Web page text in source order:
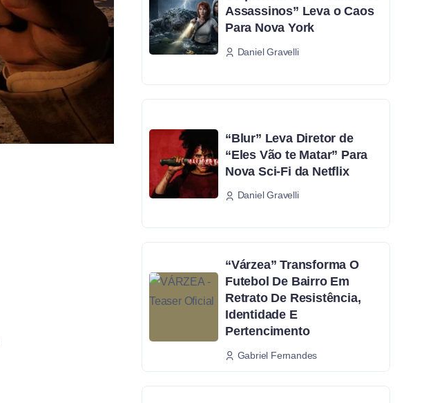
Assassinos” Leva o Caos
Para Nova York
Daniel Gravelli
“Blur” Leva Diretor de
“Eles Vão te Matar” Para
Nova Sci-Fi da Netflix
Daniel Gravelli
“Várzea” Transforma O
Futebol De Bairro Em
Retrato De Resistência,
Identidade E
Pertencimento
Gabriel Fernandes